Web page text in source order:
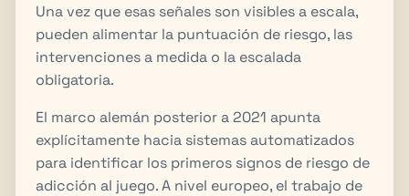
Una vez que esas señales son visibles a escala,
pueden alimentar la puntuación de riesgo, las
intervenciones a medida o la escalada
obligatoria.
El marco alemán posterior a 2021 apunta
explícitamente hacia sistemas automatizados
para identificar los primeros signos de riesgo de
adicción al juego. A nivel europeo, el trabajo de